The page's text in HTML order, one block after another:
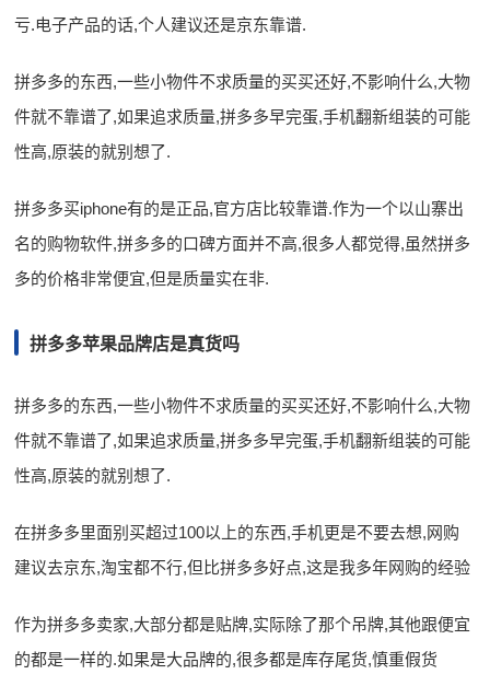
亏.电子产品的话,个人建议还是京东靠谱.
拼多多的东西,一些小物件不求质量的买买还好,不影响什么,大物
件就不靠谱了,如果追求质量,拼多多早完蛋,手机翻新组装的可能
性高,原装的就别想了.
拼多多买iphone有的是正品,官方店比较靠谱.作为一个以山寨出
名的购物软件,拼多多的口碑方面并不高,很多人都觉得,虽然拼多
多的价格非常便宜,但是质量实在非.
拼多多苹果品牌店是真货吗
拼多多的东西,一些小物件不求质量的买买还好,不影响什么,大物
件就不靠谱了,如果追求质量,拼多多早完蛋,手机翻新组装的可能
性高,原装的就别想了.
在拼多多里面别买超过100以上的东西,手机更是不要去想,网购
建议去京东,淘宝都不行,但比拼多多好点,这是我多年网购的经验
作为拼多多卖家,大部分都是贴牌,实际除了那个吊牌,其他跟便宜
的都是一样的.如果是大品牌的,很多都是库存尾货,慎重假货